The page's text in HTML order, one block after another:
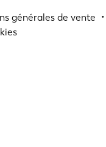
générales de vente